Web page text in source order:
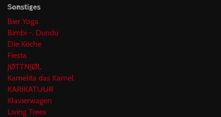
Sonstiges
Bier Yoga
Bimbi -. Dundu
DIe Köche
Fiesta
JØTTNJØL
Kamelita das Kamel
KARIKATUUR
Klavierwagen
Living Trees